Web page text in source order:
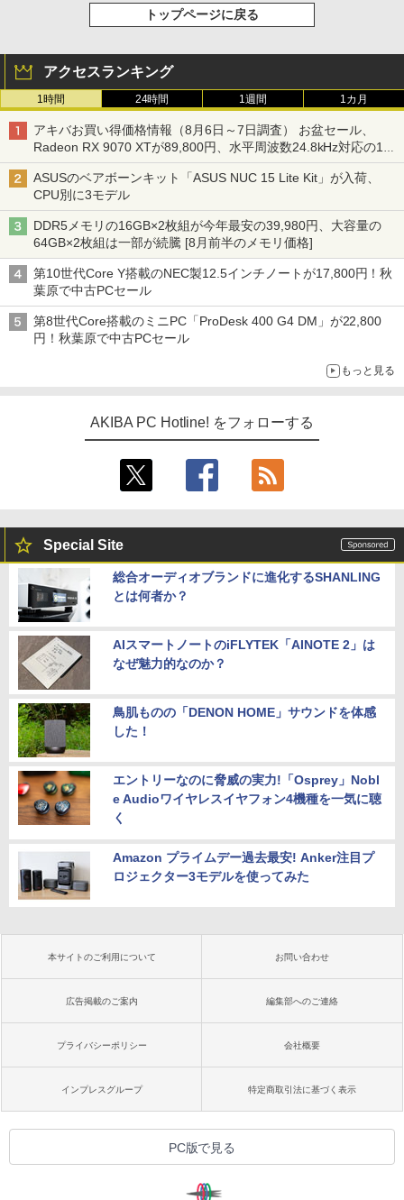
トップページに戻る
アクセスランキング
1時間 24時間 1週間 1カ月
アキバお買い得価格情報（8月6日～7日調査） お盆セール、
Radeon RX 9070 XTが89,800円、水平周波数24.8kHz対応の17
型モニターが9,801円、暑さ指数連動セール ほか
ASUSのベアボーンキット「ASUS NUC 15 Lite Kit」が入荷、
CPU別に3モデル
DDR5メモリの16GB×2枚組が今年最安の39,980円、大容量の
64GB×2枚組は一部が続騰 [8月前半のメモリ価格]
第10世代Core Y搭載のNEC製12.5インチノートが17,800円！秋
葉原で中古PCセール
第8世代Core搭載のミニPC「ProDesk 400 G4 DM」が22,800
円！秋葉原で中古PCセール
もっと見る
AKIBA PC Hotline! をフォローする
Special Site
総合オーディオブランドに進化するSHANLING
とは何者か？
AIスマートノートのiFLYTEK「AINOTE 2」は
なぜ魅力的なのか？
鳥肌ものの「DENON HOME」サウンドを体感
した！
エントリーなのに脅威の実力!「Osprey」Nobl
e Audioワイヤレスイヤフォン4機種を一気に聴
く
Amazon プライムデー過去最安! Anker注目プ
ロジェクター3モデルを使ってみた
本サイトのご利用について お問い合わせ
広告掲載のご案内 編集部へのご連絡
プライバシーポリシー 会社概要
インプレスグループ 特定商取引法に基づく表示
PC版で見る